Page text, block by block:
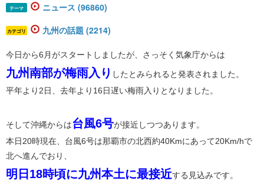
テーマ ニュース (96860)
カテゴリ 九州の話題 (2214)
今日から6月がスタートしましたが、さっそく気象庁からは
九州南部が梅雨入り したとみられると発表されました。
平年より2日、去年より16日遅い梅雨入りとなりました。
そして沖縄からは台風6号が接近しつつあります。
本日20時現在、台風6号は那覇市の北西約40Kmにあって20Km/hで
北へ進んでおり、
明日18時頃に九州本土に最接近する見込みです。